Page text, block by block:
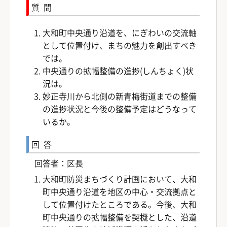
質問
大和町中央通り沿道を、にぎわいの交流軸
として位置付け、まちの魅力を創出すべき
では。
中央通りの拡幅整備の進捗(しんちょく)状
況は。
妙正寺川から北側の新青梅街道までの整備
の進捗状況と今後の整備予定はどうなって
いるか。
回答
回答者：区長
大和町防災まちづくり計画において、大和
町中央通り沿道を地区の中心・交流拠点と
して位置付けたところである。今後、大和
町中央通りの拡幅整備を契機とした、沿道